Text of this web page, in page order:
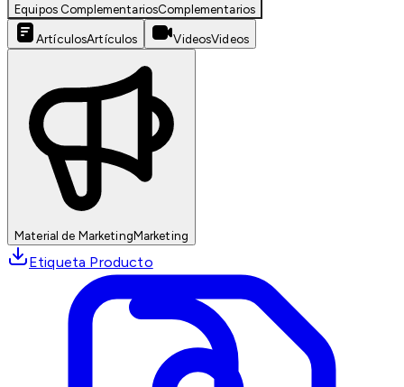
Equipos ComplementariosComplementarios
ArtículosArtículos VideosVideos
Material de MarketingMarketing
Etiqueta Producto